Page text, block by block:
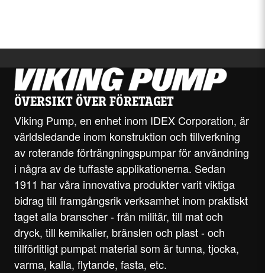
ÖVERSIKT ÖVER FÖRETAGET
Viking Pump, en enhet inom IDEX Corporation, är
världsledande inom konstruktion och tillverkning
av roterande förträngningspumpar för användning
i några av de tuffaste applikationerna. Sedan
1911 har våra innovativa produkter varit viktiga
bidrag till framgångsrik verksamhet inom praktiskt
taget alla branscher - från militär, till mat och
dryck, till kemikalier, bränslen och plast - och
tillförlitligt pumpat material som är tunna, tjocka,
varma, kalla, flytande, fasta, etc.